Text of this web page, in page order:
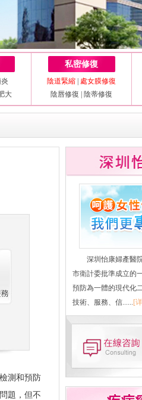
大
私密修復
陰道緊縮
處女膜修復
陰唇修復
陰蒂修復
測和預防
題，但不
深圳怡康婦產醫
市衛計委批準成立的
預防為一體的現代化
技術、服務、信...... [